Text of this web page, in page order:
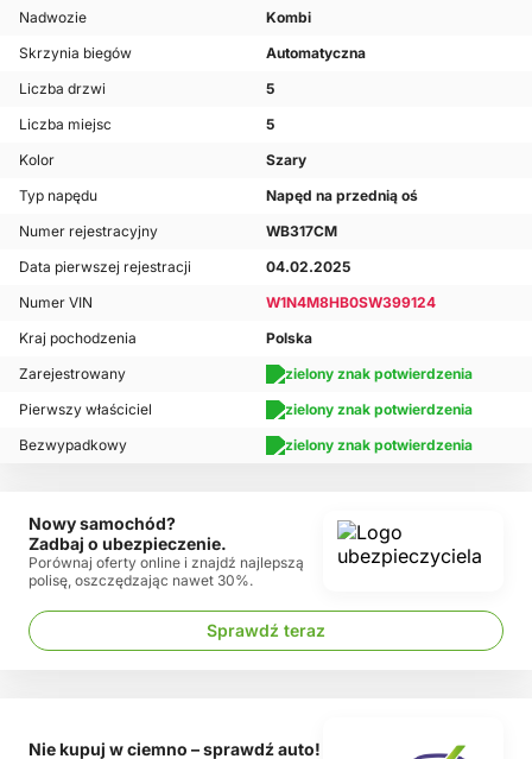
Nadwozie
Kombi
Skrzynia biegów
Automatyczna
Liczba drzwi
5
Liczba miejsc
5
Kolor
Szary
Typ napędu
Napęd na przednią oś
Numer rejestracyjny
WB317CM
Data pierwszej rejestracji
04.02.2025
Numer VIN
W1N4M8HB0SW399124
Kraj pochodzenia
Polska
Zarejestrowany
Pierwszy właściciel
Bezwypadkowy
Nowy samochód?
Zadbaj o ubezpieczenie.
Porównaj oferty online i znajdź najlepszą
polisę, oszczędzając nawet 30%.
Sprawdź teraz
Nie kupuj w ciemno – sprawdź auto!